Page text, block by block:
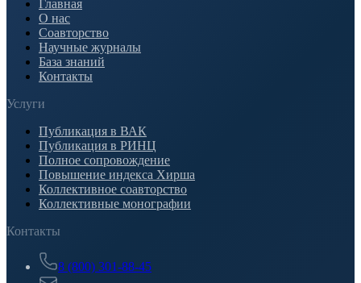
Главная
О нас
Соавторство
Научные журналы
База знаний
Контакты
Услуги
Публикация в ВАК
Публикация в РИНЦ
Полное сопровождение
Повышение индекса Хирша
Коллективное соавторство
Коллективные монографии
Контакты
8 (800) 301-88-45